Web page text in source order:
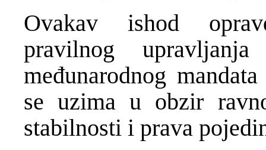
Ovakav ishod
pravilnog
međunarodnog
se uzima u obzir
stabilnosti i prava